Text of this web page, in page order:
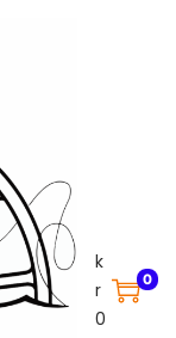
k
r
0
0